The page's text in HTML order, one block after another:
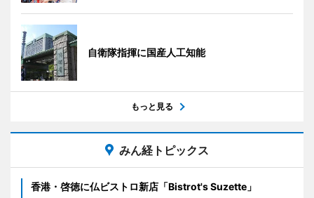
自衛隊指揮に国産人工知能
もっと見る
みん経トピックス
香港・啓徳に仏ビストロ新店「Bistrot's Suzette」